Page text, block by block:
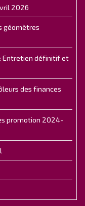
2026
géomètres
Entretien définitif et
des finances
promotion 2024-